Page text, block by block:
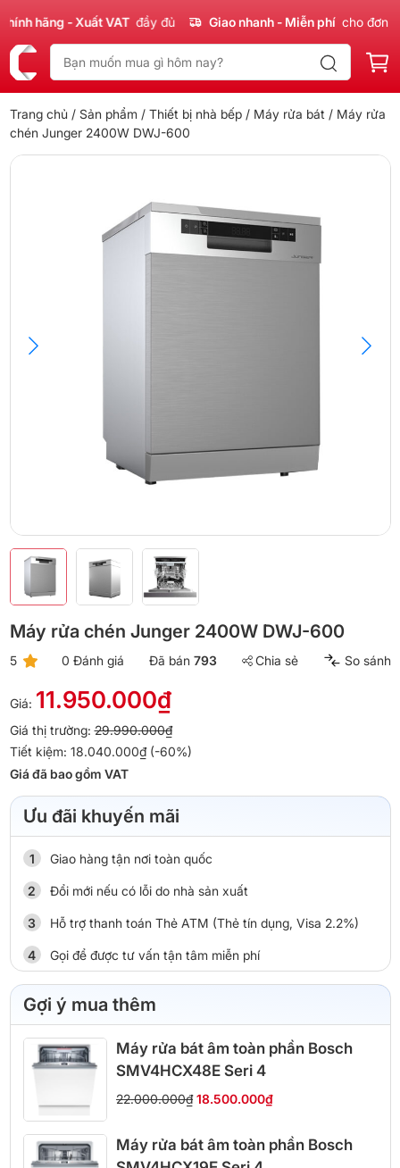
hãng - Xuất VAT đầy đủ Giao nhanh - Miễn phí cho đơn
Trang chủ / Sản phẩm / Thiết bị nhà bếp/ Máy rửa bát / Máy rửa
chén Junger 2400W DWJ-600
Máy rửa chén Junger 2400W DWJ-600
5 0 Đánh giá Đã bán 793 Chia sẻ So sánh
Giá: 11.950.000₫
Giá thị trường:29.990.000₫
Tiết kiệm: 18.040.000₫ (-60%)
Giá đã bao gồm VAT
Ưu đãi khuyến mãi
Giao hàng tận nơi toàn quốc
Đổi mới nếu có lỗi do nhà sản xuất
Hỗ trợ thanh toán Thẻ ATM (Thẻ tín dụng, Visa 2.2%)
Gọi để được tư vấn tận tâm miễn phí
Gợi ý mua thêm
Máy rửa bát âm toàn phần Bosch
SMV4HCX48E Seri 4
22.000.000₫ 18.500.000₫
Máy rửa bát âm toàn phần Bosch